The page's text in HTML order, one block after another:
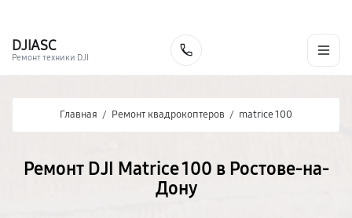
DJIASC
Ремонт техники DJI
Главная / Ремонт квадрокоптеров / matrice 100
Ремонт DJI Matrice 100 в Ростове-на-
Дону